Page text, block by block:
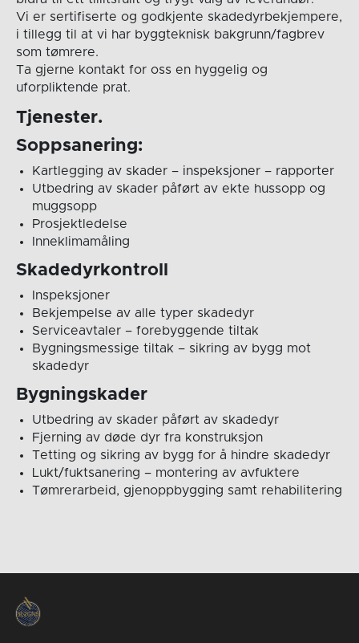
Vi er sertifiserte og godkjente skadedyrbekjempere,
i tillegg til at vi har byggteknisk bakgrunn/fagbrev
som tømrere.
Ta gjerne kontakt for oss en hyggelig og
uforpliktende prat.
Tjenester.
Soppsanering:
Kartlegging av skader – inspeksjoner – rapporter
Utbedring av skader påført av ekte hussopp og
muggsopp
Prosjektledelse
Inneklimamåling
Skadedyrkontroll
Inspeksjoner
Bekjempelse av alle typer skadedyr
Serviceavtaler – forebyggende tiltak
Bygningsmessige tiltak – sikring av bygg mot
skadedyr
Bygningskader
Utbedring av skader påført av skadedyr
Fjerning av døde dyr fra konstruksjon
Tetting og sikring av bygg for å hindre skadedyr
Lukt/fuktsanering – montering av avfuktere
Tømrerarbeid, gjenoppbygging samt rehabilitering